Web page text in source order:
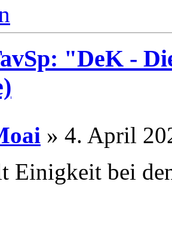
"DeK -
» 4. April
Einigkeit bei